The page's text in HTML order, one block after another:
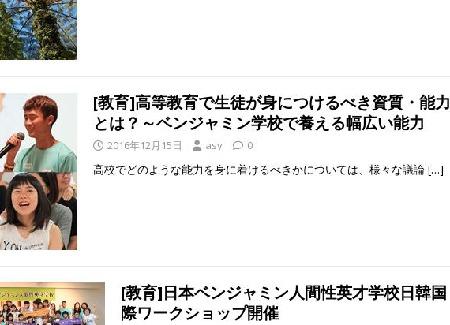
[教育]高等教育で生徒が身につけるべき資質・能力
とは？～ベンジャミン学校で養える幅広い能力
2016年12月15日 asy 0
高校でどのような能力を身に着けるべきかについては、様々な議論 […]
[教育]日本ベンジャミン人間性英才学校日韓国
際ワークショップ開催